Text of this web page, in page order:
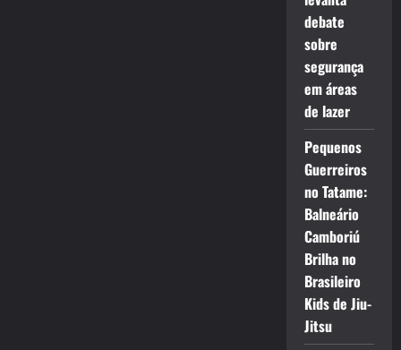
debate
sobre
segurança
em áreas
de lazer
Pequenos
Guerreiros
no Tatame:
Balneário
Camboriú
Brilha no
Brasileiro
Kids de Jiu-
Jitsu